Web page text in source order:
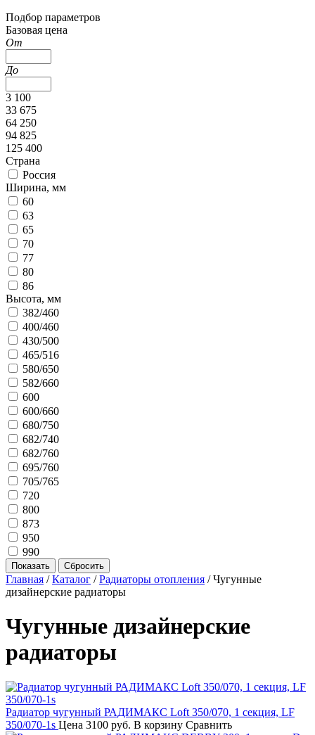
Подбор параметров
Базовая цена
От
До
3 100
33 675
64 250
94 825
125 400
Страна
Россия
Ширина, мм
60
63
65
70
77
80
86
Высота, мм
382/460
400/460
430/500
465/516
580/650
582/660
600
600/660
680/750
682/740
682/760
695/760
705/765
720
800
873
950
990
Главная /Каталог /Радиаторы отопления /Чугунные
дизайнерские радиаторы
Чугунные дизайнерские
радиаторы
Радиатор чугунный РАДИМАКС Loft 350/070, 1 секция, LF
350/070-1s Цена 3100 руб. В корзину Сравнить